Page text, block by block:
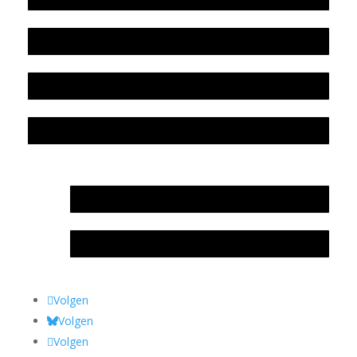
Volgen
Volgen
Volgen